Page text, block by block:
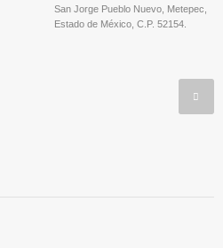
San Jorge Pueblo Nuevo, Metepec,
Estado de México, C.P. 52154.